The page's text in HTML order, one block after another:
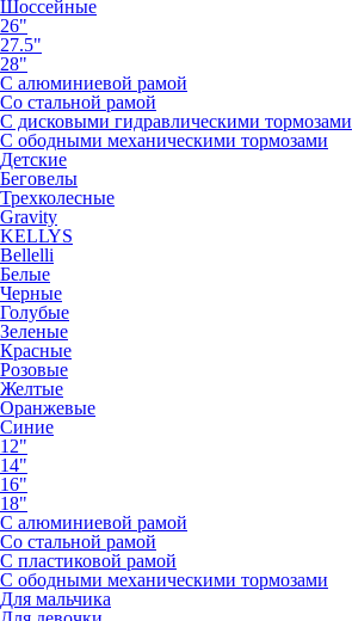
Шоссейные
26"
27.5"
28"
С алюминиевой рамой
Со стальной рамой
С дисковыми гидравлическими тормозами
С ободными механическими тормозами
Детские
Беговелы
Трехколесные
Gravity
KELLYS
Bellelli
Белые
Черные
Голубые
Зеленые
Красные
Розовые
Желтые
Оранжевые
Синие
12"
14"
16"
18"
С алюминиевой рамой
Со стальной рамой
С пластиковой рамой
С ободными механическими тормозами
Для мальчика